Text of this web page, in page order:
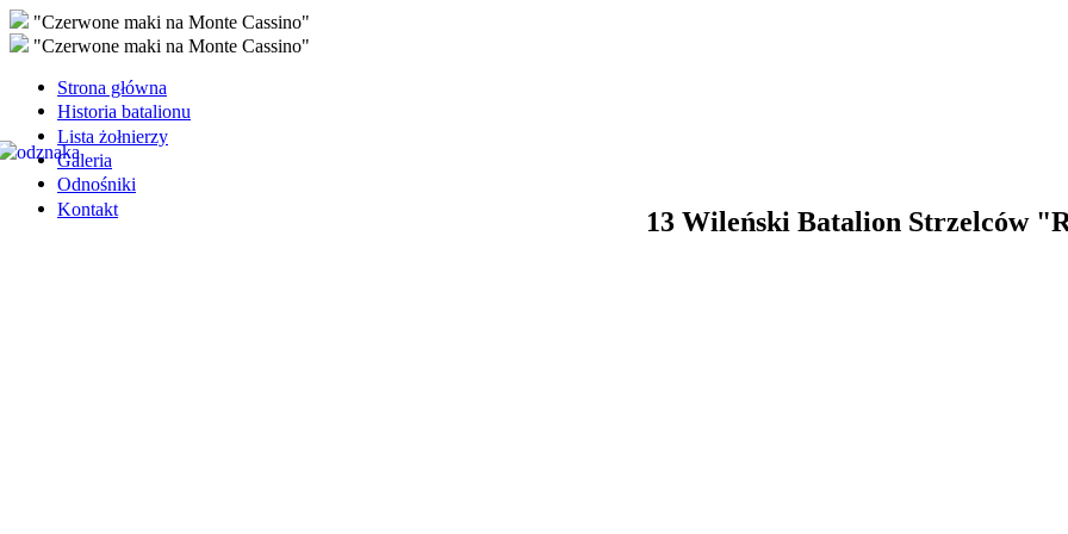
"Czerwone maki na Monte Cassino"
"Czerwone maki na Monte Cassino"
Strona główna
Historia batalionu
Lista żołnierzy
Galeria
Odnośniki
Kontakt
13 Wileński Batalion Strzelców